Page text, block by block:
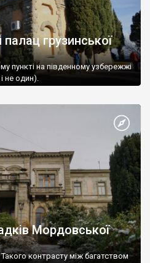
грузинської
пункті на південному узбережжі
не один).
Мордовської
контрасту між багатством